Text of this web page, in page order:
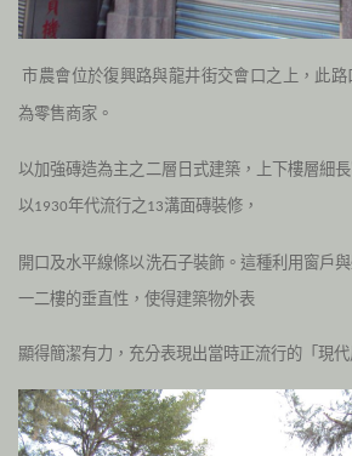
市農會位於復興路與龍井街交會口之上，此
為零售商家。
以加強磚造為主之二層日式建築，上下樓層細
以1930年代流行之13溝面磚裝修，
開口及水平線條以洗石子裝飾。這種利用窗戶
一二樓的垂直性，使得建築物外表
顯得簡潔有力，充分表現出當時正流行的「現